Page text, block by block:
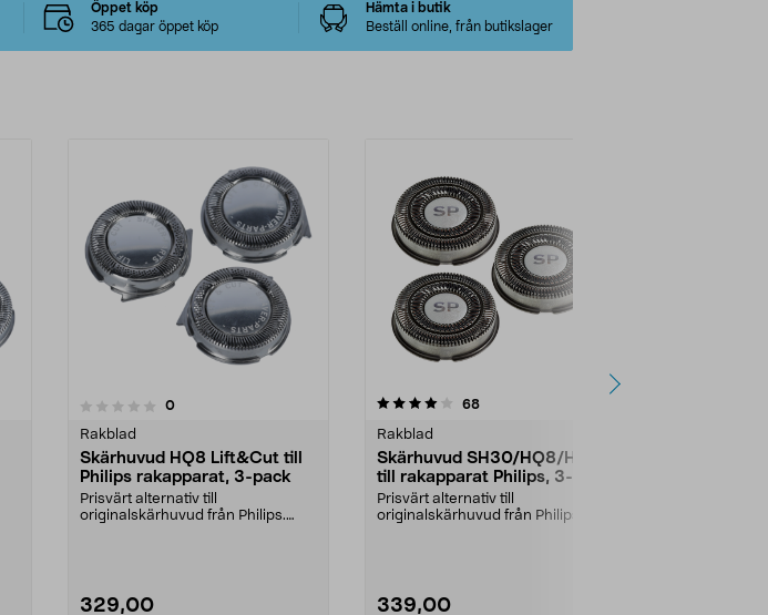
Öppet köp
365 dagar öppet köp
Hämta i butik
Beställ online, från butikslager
0recensioner
Rakblad
Skärhuvud HQ8 Lift&Cut till
Philips rakapparat, 3-pack
Prisvärt alternativ till
originalskärhuvud från Philips.
329,00
4.0av 5 stjärnor 68recensioner
Rakblad
Skärhuvud SH30/HQ8/HQ177
till rakapparat Philips, 3-pack
Prisvärt alternativ till
originalskärhuvud från Philips.
339,00
3.5av 5 stjärnor